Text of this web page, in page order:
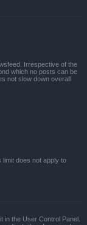
Irrespective of the
which no posts can be
not slow down overall
does not apply to
in the User Control Panel.